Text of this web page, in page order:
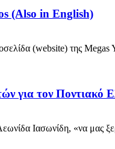
(Also in English)
(website) της Megas
για τον Ποντιακό
Ιασωνίδη, «να μας